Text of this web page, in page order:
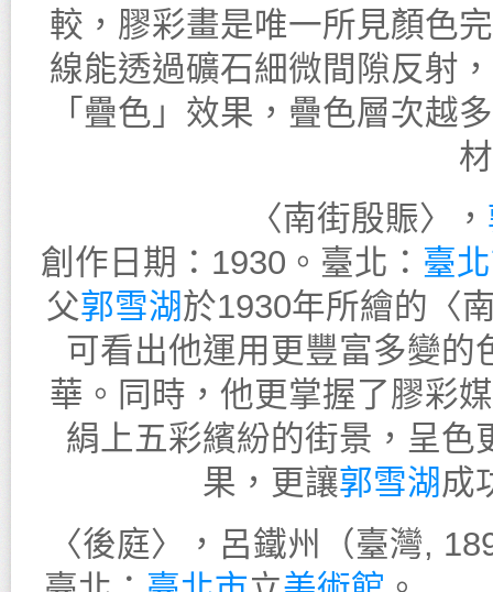
較，膠彩畫是唯一所見顏色
線能透過礦石細微間隙反射
「疊色」效果，疊色層次越
〈南街殷賑〉，
創作日期：1930。臺北： 臺
父郭雪湖於1930年所繪的〈
可看出他運用更豐富多變的
華。同時，他更掌握了膠彩
絹上五彩繽紛的街景，呈色
果，更讓郭雪湖成
〈後庭〉，呂鐵州（臺灣,